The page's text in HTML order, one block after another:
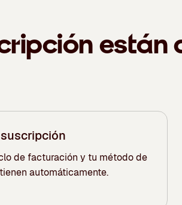
están
de facturación y tu método de
automáticamente.